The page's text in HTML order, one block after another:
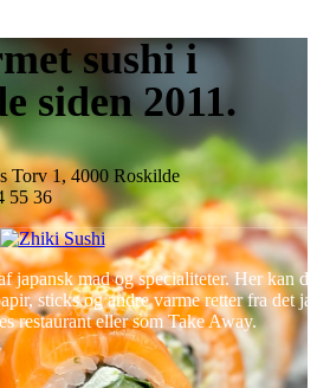
sushi i
siden 2011.
Torv 1, 4000 Roskilde
55 36
japansk mad og specialiteter. Her kan
sticks og andre varme retter fra det
restaurant eller som Take Away.